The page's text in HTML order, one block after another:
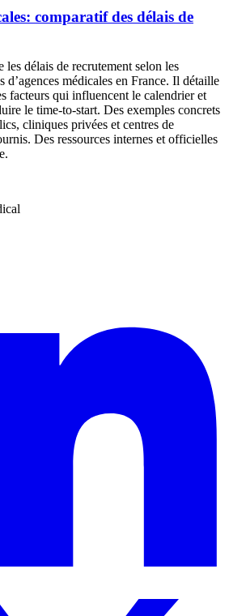
comparatif des délais de
les délais de recrutement selon les
d’agences médicales en France. Il détaille
facteurs qui influencent le calendrier et
le time-to-start. Des exemples concrets
cliniques privées et centres de
Des ressources internes et officielles